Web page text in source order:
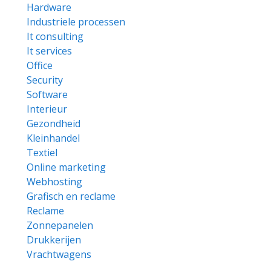
Hardware
Industriele processen
It consulting
It services
Office
Security
Software
Interieur
Gezondheid
Kleinhandel
Textiel
Online marketing
Webhosting
Grafisch en reclame
Reclame
Zonnepanelen
Drukkerijen
Vrachtwagens